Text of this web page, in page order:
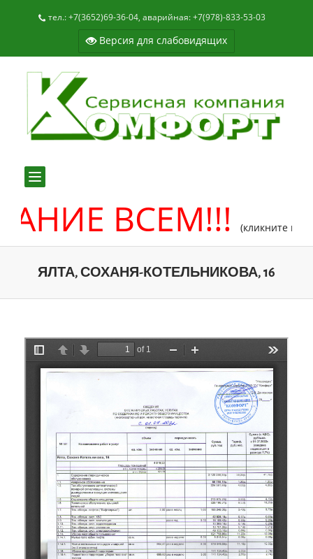
тел.: +7(3652)69-36-04, аварийная: +7(978)-833-53-03
Версия для слабовидящих
Toggle
navigation
ВСЕМ!!!(кликните на
ЯЛТА, СОХАНЯ-КОТЕЛЬНИКОВА, 16